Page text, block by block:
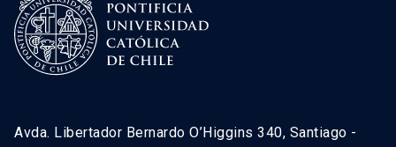
Avda. Libertador Bernardo O’Higgins 340, Santiago -